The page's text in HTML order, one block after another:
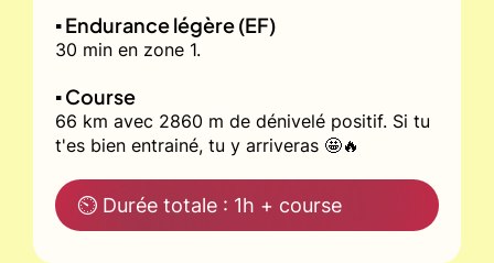
▪️ Endurance légère (EF)
30 min en zone 1.
▪️ Course
66 km avec 2860 m de dénivelé positif. Si tu
t'es bien entrainé, tu y arriveras 🤩🔥
⏲ Durée totale : 1h + course